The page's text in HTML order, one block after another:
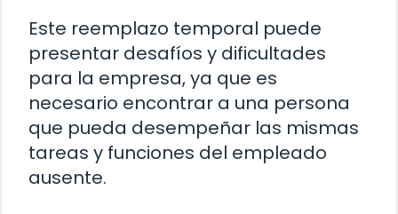
Este reemplazo temporal puede
presentar desafíos y dificultades
para la empresa, ya que es
necesario encontrar a una persona
que pueda desempeñar las mismas
tareas y funciones del empleado
ausente.